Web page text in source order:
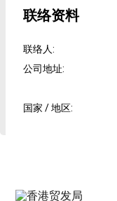
联络资料
联络人:
公司地址:
国家 / 地区: